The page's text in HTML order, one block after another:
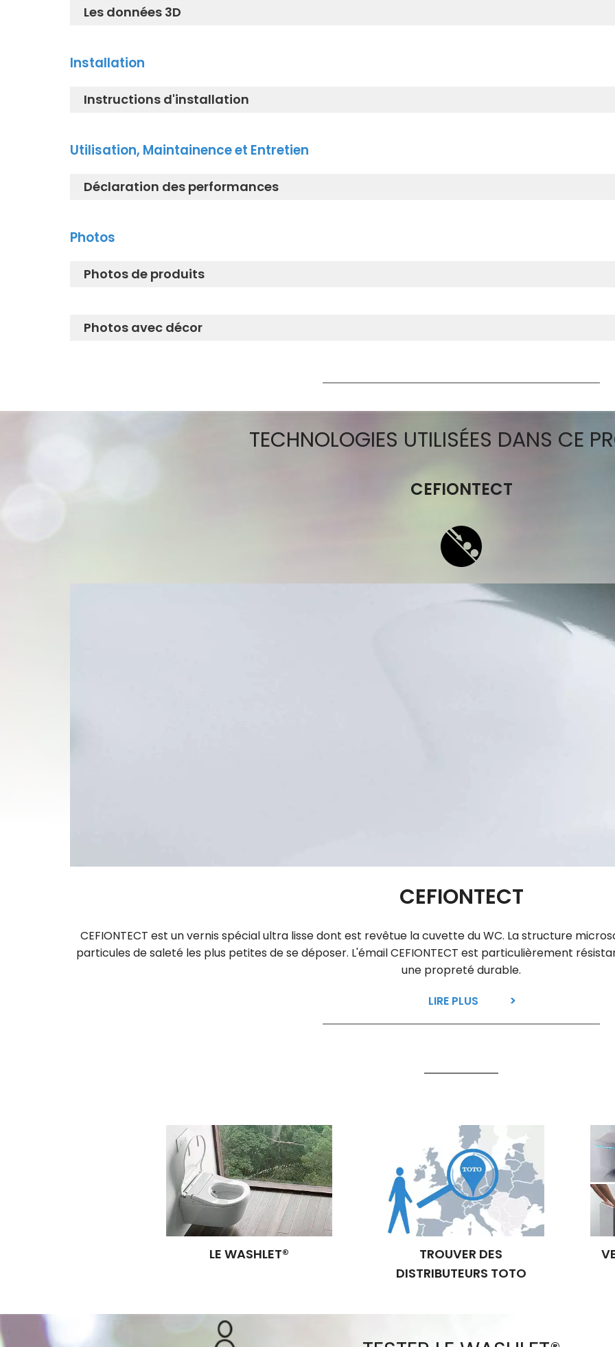
Les données 3D
L5716E_3D_DXF
Installation
Instructions d'installation
Utilisation, Maintainence et Entretien
Déclaration des performances
Photos
Photos de produits
Photos avec décor
TECHNOLOGIES UTILISÉES DANS CE
CEFIONTECT
CEFIONTECT
CEFIONTECT est un vernis spécial ultra lisse dont est revêtue la cuvette du WC. La structure
particules de saleté les plus petites de se déposer. L'émail CEFIONTECT est particulièrement
une propreté durable.
LIRE PLUS
LE WASHLET®
TROUVER DES
DISTRIBUTEURS TOTO